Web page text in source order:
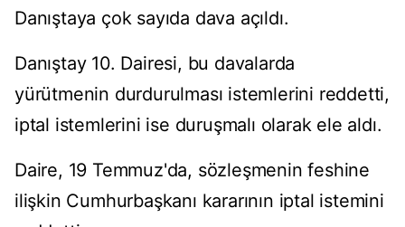
Danıştaya çok sayıda dava açıldı.
Danıştay 10. Dairesi, bu davalarda
yürütmenin durdurulması istemlerini reddetti,
iptal istemlerini ise duruşmalı olarak ele aldı.
Daire, 19 Temmuz'da, sözleşmenin feshine
ilişkin Cumhurbaşkanı kararının iptal istemini